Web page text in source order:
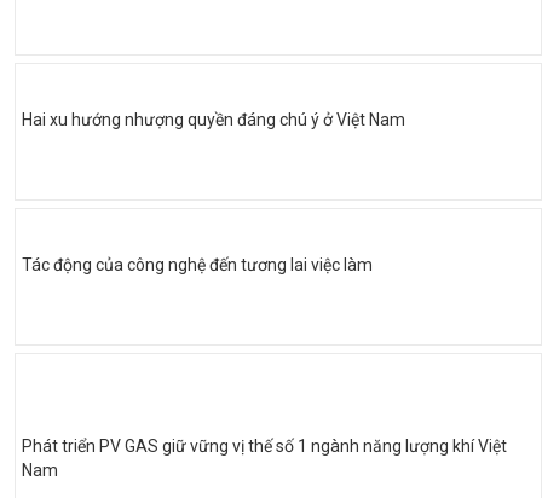
Hai xu hướng nhượng quyền đáng chú ý ở Việt Nam
Tác động của công nghệ đến tương lai việc làm
Phát triển PV GAS giữ vững vị thế số 1 ngành năng lượng khí Việt
Nam